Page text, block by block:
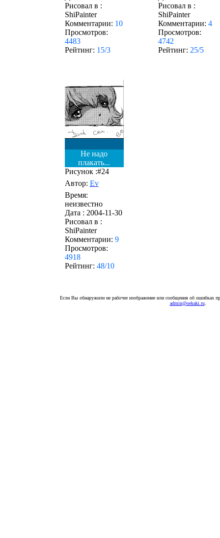
Рисовал в :
ShiPainter
Комментарии: 10
Просмотров:
4483
Рейтинг: 15/3
Рисовал в :
ShiPainter
Комментарии: 4
Просмотров:
4742
Рейтинг: 25/5
Не надо
плакать...
Рисунок :#24
Автор: Ev
Время:
неизвестно
Дата : 2004-11-30
Рисовал в :
ShiPainter
Комментарии: 9
Просмотров:
4918
Рейтинг: 48/10
Если Вы обнаружили не рабочее изображение или сообщения об ошибках
admin@oekaki.ru.